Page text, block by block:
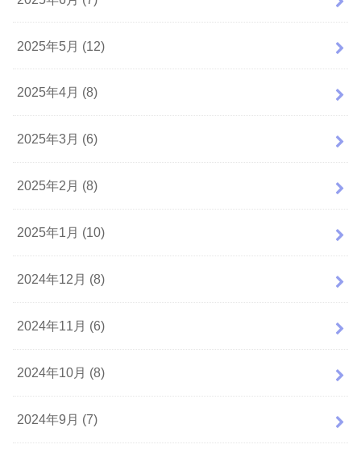
2025年5月 (12)
2025年4月 (8)
2025年3月 (6)
2025年2月 (8)
2025年1月 (10)
2024年12月 (8)
2024年11月 (6)
2024年10月 (8)
2024年9月 (7)